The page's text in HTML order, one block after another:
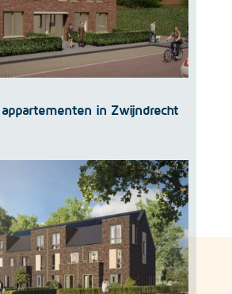
in Zwijndrecht